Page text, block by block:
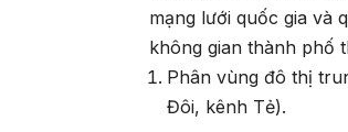
mạng lưới quốc gia và
không gian thành phố
Phân vùng đô thị
Đôi, kênh Tẻ).